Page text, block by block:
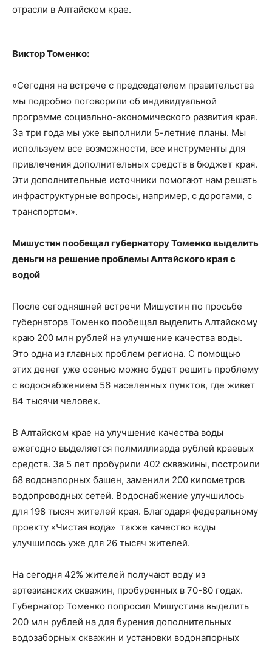
отрасли в Алтайском крае.
Виктор Томенко:
«Сегодня на встрече с председателем правительства
мы подробно поговорили об индивидуальной
программе социально-экономического развития края.
За три года мы уже выполнили 5-летние планы. Мы
используем все возможности, все инструменты для
привлечения дополнительных средств в бюджет края.
Эти дополнительные источники помогают нам решать
инфраструктурные вопросы, например, с дорогами, с
транспортом».
Мишустин пообещал губернатору Томенко выделить
деньги на решение проблемы Алтайского края с
водой
После сегодняшней встречи Мишустин по просьбе
губернатора Томенко пообещал выделить Алтайскому
краю 200 млн рублей на улучшение качества воды.
Это одна из главных проблем региона. С помощью
этих денег уже осенью можно будет решить проблему
с водоснабжением 56 населенных пунктов, где живет
84 тысячи человек.
В Алтайском крае на улучшение качества воды
ежегодно выделяется полмиллиарда рублей краевых
средств. За 5 лет пробурили 402 скважины, построили
68 водонапорных башен, заменили 200 километров
водопроводных сетей. Водоснабжение улучшилось
для 198 тысяч жителей края. Благодаря федеральному
проекту «Чистая вода» также качество воды
улучшилось уже для 26 тысяч жителей.
На сегодня 42% жителей получают воду из
артезианских скважин, пробуренных в 70-80 годах.
Губернатор Томенко попросил Мишустина выделить
200 млн рублей на для бурения дополнительных
водозаборных скважин и установки водонапорных